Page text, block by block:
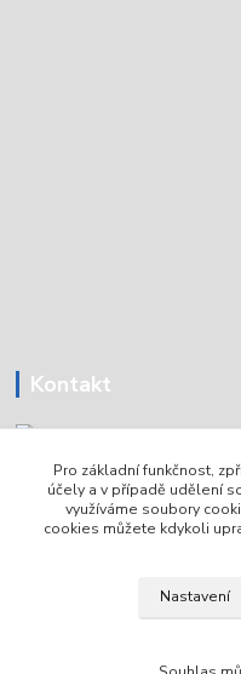
Kontakt
Tomáš Holoubek
+420736720979
Pro základní funkčnost,
účely a v případě udělení
využíváme soubory
cookies můžete kdykoli
Nastavení